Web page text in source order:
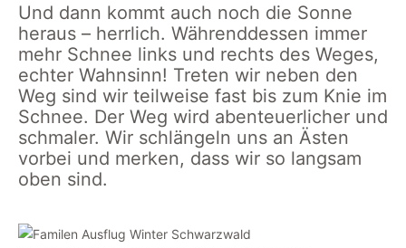
Und dann kommt auch noch die Sonne
heraus – herrlich. Währenddessen immer
mehr Schnee links und rechts des Weges,
echter Wahnsinn! Treten wir neben den
Weg sind wir teilweise fast bis zum Knie im
Schnee. Der Weg wird abenteuerlicher und
schmaler. Wir schlängeln uns an Ästen
vorbei und merken, dass wir so langsam
oben sind.